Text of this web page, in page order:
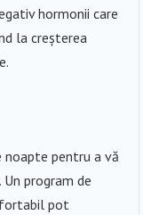
hormonii care
la creșterea
noapte pentru a vă
program de
pot